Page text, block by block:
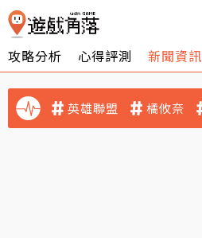
攻略分析 心得評測 新聞資訊
英雄聯盟 橘攸奈